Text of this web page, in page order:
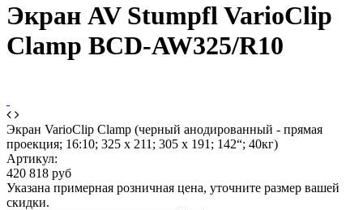
Экран AV Stumpfl VarioClip
Clamp BCD-AW325/R10
Экран VarioClip Clamp (черный анодированный - прямая
проекция; 16:10; 325 x 211; 305 x 191; 142“; 40кг)
Артикул:
420 818 руб
Указана примерная розничная цена, уточните размер вашей
скидки.